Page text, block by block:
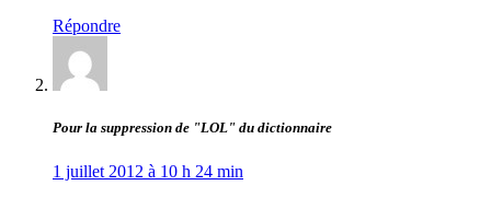
Répondre
Pour la suppression de "LOL" du dictionnaire
1 juillet 2012 à 10 h 24 min